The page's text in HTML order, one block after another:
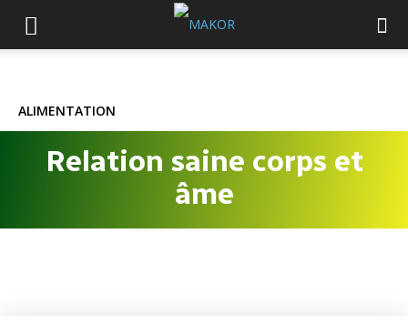
ALIMENTATION
Relation saine corps et
âme